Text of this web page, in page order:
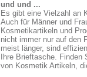
und und ...
Es gibt eine Vielzahl an
Auch für Männer und
Kosmetikartikeln und
nicht immer nur auf den
meist länger, sind
Ihre Brieftasche.
von Kosmetik Artikeln,